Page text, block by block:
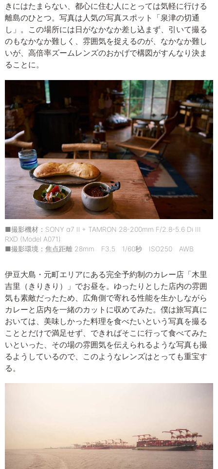
きにはたまらない、都心に住む人にとっては気軽に行ける
離島のひとつ。写真は人気の写真スポット「泉津の切通
し」。この場所には日がなかなか差し込まず、引いて撮る
のもなかなか難しく、雰囲気を捉えるのが、なかなか難し
いが、高倍率ズームレンズのおかげで構図がすんなり決ま
ることに。
■撮影機材：SONY α7 Ⅱ + TAMRON 28-200mm F/2.8-5.6 Di III
RXD (Model A071)
■撮影環境：焦点距離 28mm F3.5 1/60秒 ISO250 AWB
伊豆大島・元町エリアにある完全予約制のカレー店「木里
吉里（きりきり）」でお昼を。ゆったりとした店内の雰囲
気も素敵だったため、広角側で寄れる性能を生かしながら
カレーと店内を一緒のカットに収めてみた。僕は旅写真に
おいては、美味しかった料理を食べたいという写真を撮る
こととだけで満足せず、できればそこに行って食べてみた
いといった、その場の雰囲気を伝えられるような写真も撮
るようしているので、このようなレンズはとっても重宝す
る。